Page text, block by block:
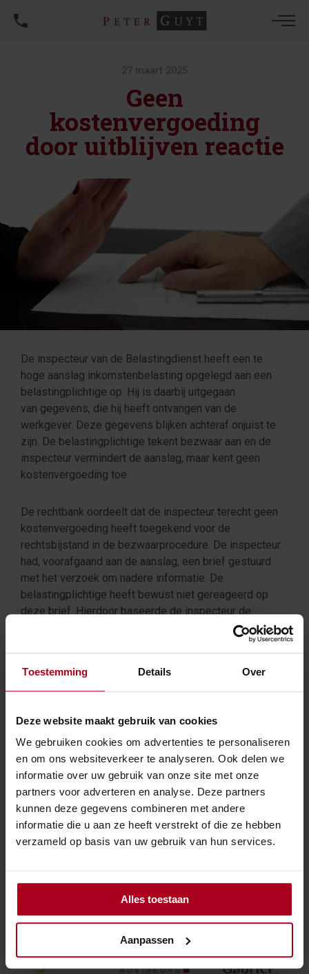
Toestemming Details Over
Deze website maakt gebruik van cookies
We gebruiken cookies om advertenties te personaliseren
en om ons websiteverkeer te analyseren. Ook delen we
informatie over uw gebruik van onze site met onze
partners voor adverteren en analyse. Deze partners
kunnen deze gegevens combineren met andere
informatie die u aan ze heeft verstrekt of die ze hebben
verzameld op basis van uw gebruik van hun services.
Alles toestaan
Aanpassen
Geen
kostenvergoeding
door uitblijven reactie
De inspecteur van de Belastingdienst heeft een te
hoge aanslag inkomstenbelasting opgelegd aan een
belastingplichtige op. Hij is daarbij uitgegaan
van gegevens, die hij heeft ontvangen van de
werkgever. Deze gegevens blijken achteraf onjuist te
zijn. De belastingplichtige tekent bezwaar aan en de
inspecteur vermindert de aanslag, maar kent geen
kostenvergoeding toe.
De rechtbank oordeelt dat de inspecteur terecht geen
kostenvergoeding heeft toegekend voor de
rechtsbijstand in de bezwaarprocedure. De inspecteur
had, voorafgaand aan de aanslag, een brief gestuurd
met het verzoek om nadere informatie. De
belastingplichtige heeft bewust niet gereageerd op
deze brief. Hierdoor baseerde de inspecteur de
aanslag op de beschikbare (achteraf onjuiste)
gegevens van de werkgever. De rechtbank concludeert
rekening en risico van de belastingplichtige komen. Er
is geen sprake van een aan de inspecteur te wijten
Bron:Rechtbank Noord-Nederland | jurisprudentie |
Overzicht
Lid van / Partners.